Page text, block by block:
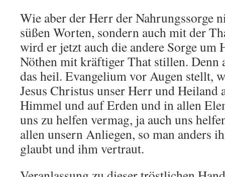
Wie aber der Herr der Nahrungssorge
süßen Worten, sondern auch mit der
wird er jetzt auch die andere Sorge
Nöthen mit kräftiger That stillen. Denn
das heil. Evangelium vor Augen stellt,
Jesus Christus unser Herr und
Himmel und auf Erden und in allen
uns zu helfen vermag, ja auch uns
allen unsern Anliegen, so man anders
glaubt und ihm vertraut.